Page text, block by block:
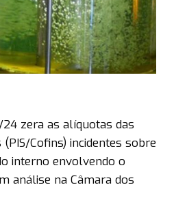
zera as alíquotas das
Cofins) incidentes sobre
interno envolvendo o
análise na Câmara dos